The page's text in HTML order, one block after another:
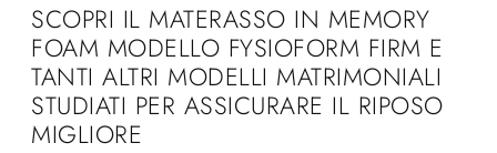
SCOPRI IL MATERASSO IN MEMORY
FOAM MODELLO FYSIOFORM FIRM E
TANTI ALTRI MODELLI MATRIMONIALI
STUDIATI PER ASSICURARE IL RIPOSO
MIGLIORE